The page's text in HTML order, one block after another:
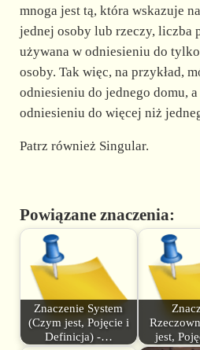
mnoga jest tą, która wskazuje
jednej osoby lub rzeczy, liczba
używana w odniesieniu do
osoby. Tak więc, na przykład,
odniesieniu do jednego domu,
odniesieniu do więcej niż
Patrz również Singular.
Powiązane znaczenia:
Znaczenie System
(Czym jest, Pojęcie i
Definicja) -…
jest,